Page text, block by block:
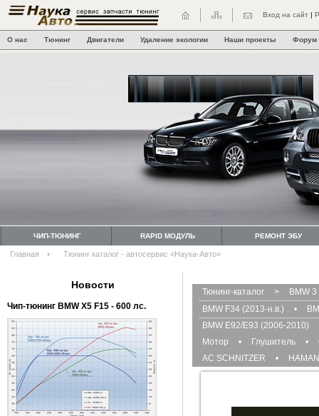
Вход на сайт |
О нас Тюнинг Двигатели Удаление экологии Наши проекты Форум
ЧИП-ТЮНИНГ RAPID МОДУЛЬ РЕМОНТ ЭБУ
Главная Тюнинг каталог - автосервис «Наука-Авто»
Новости
Чип-тюнинг BMW Х5 F15 - 600 лс.
Тюнинг-каталог >
BMW
BMW F34 (2013-н.в.)
•
BMW E92/E93 (2006-2010)
Мотор
• Глушитель •
AC SCHNITZER
•